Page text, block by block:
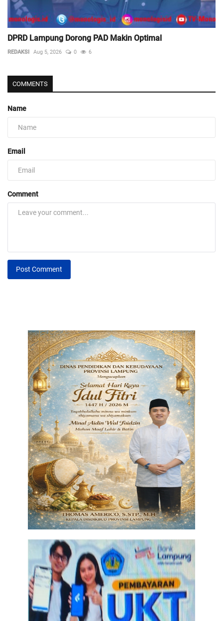
DPRD Lampung Dorong PAD Makin Optimal
REDAKSI Aug 5, 2026 0 6
COMMENTS
Name
Email
Comment
Post Comment